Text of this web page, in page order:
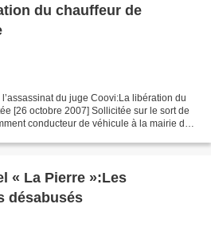
du chauffeur de
du juge Coovi:La libération du
[26 octobre 2007] Sollicitée sur le sort de
conducteur de véhicule à la mairie de
« La Pierre »:Les
désabusés